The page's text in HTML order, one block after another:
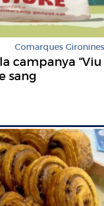
Comarques Gironines
campanya “Viu
sang